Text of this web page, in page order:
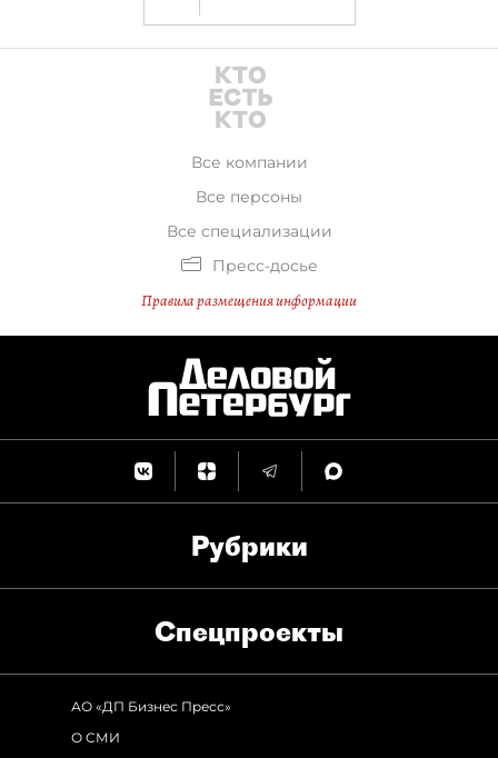
Все компании
Все персоны
Все специализации
Пресс-досье
Правила размещения информации
Рубрики
Спец­проекты
АО «ДП Бизнес Пресс»
О СМИ